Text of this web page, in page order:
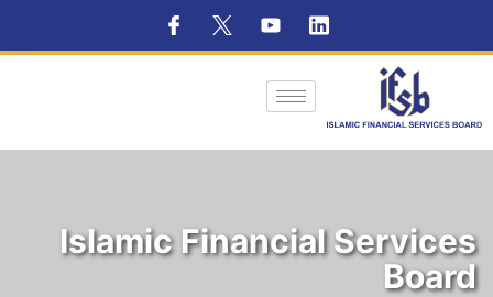
Islamic Financial Services
Board